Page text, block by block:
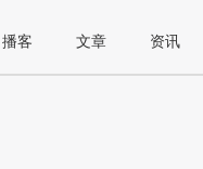
播客 文章 资讯